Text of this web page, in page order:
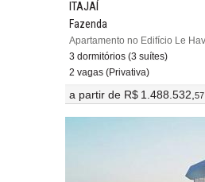
ITAJAÍ
Fazenda
3 dormitórios (3 suítes)
2 vagas (Privativa)
a partir de R$ 1.488.532,57